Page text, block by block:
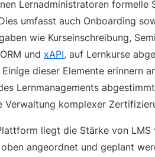
Lernadministratoren formelle
umfasst auch Onboarding
wie Kurseinschreibung,
und xAPI, auf Lernkurse
dieser Elemente erinnern
Lernmanagements
Verwaltung komplexer
liegt die Stärke von LMS
angeordnet und geplant